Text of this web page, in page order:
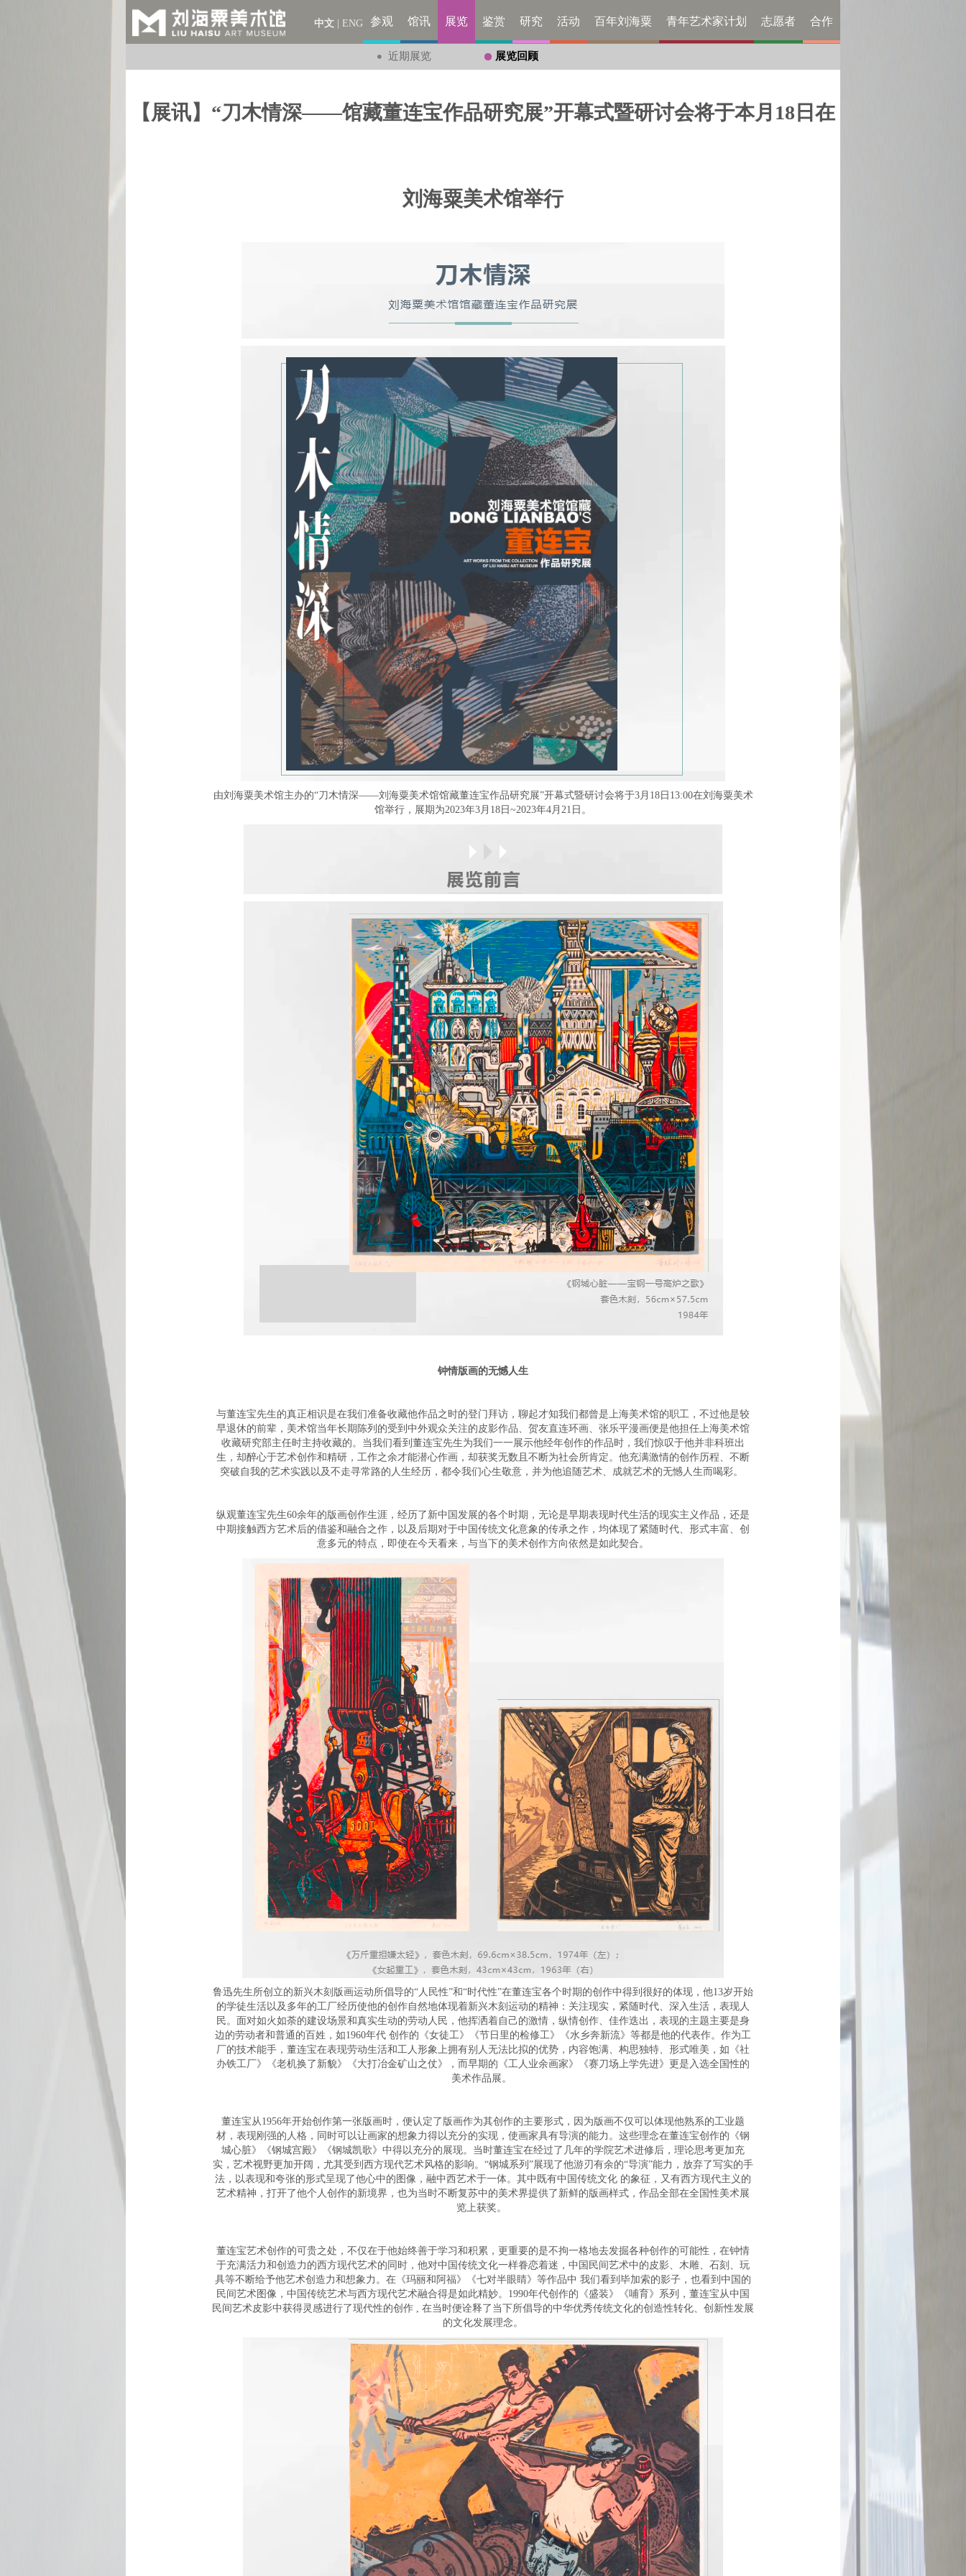
中文 ENG 参观 馆讯 展览 鉴赏 研究 活动 百年刘海粟 青年艺术家计划 志愿者 合作
近期展览 展览回顾
【展讯】“刀木情深——馆藏董连宝作品研究展”开幕式暨研讨会将于本月18日在
刘海粟美术馆举行
由刘海粟美术馆主办的“刀木情深——刘海粟美术馆馆藏董连宝作品研究展”开幕式暨研讨会将于3月18日13:00在刘海粟美术
馆举行，展期为2023年3月18日~2023年4月21日。
钟情版画的无憾人生
与董连宝先生的真正相识是在我们准备收藏他作品之时的登门拜访，聊起才知我们都曾是上海美术馆的职工，不过他是较
早退休的前辈，美术馆当年长期陈列的受到中外观众关注的皮影作品、贺友直连环画、张乐平漫画便是他担任上海美术馆
收藏研究部主任时主持收藏的。当我们看到董连宝先生为我们一一展示他经年创作的作品时，我们惊叹于他并非科班出
生，却醉心于艺术创作和精研，工作之余才能潜心作画，却获奖无数且不断为社会所肯定。他充满激情的创作历程、不断
突破自我的艺术实践以及不走寻常路的人生经历，都令我们心生敬意，并为他追随艺术、成就艺术的无憾人生而喝彩。
纵观董连宝先生60余年的版画创作生涯，经历了新中国发展的各个时期，无论是早期表现时代生活的现实主义作品，还是
中期接触西方艺术后的借鉴和融合之作，以及后期对于中国传统文化意象的传承之作，均体现了紧随时代、形式丰富、创
意多元的特点，即使在今天看来，与当下的美术创作方向依然是如此契合。
鲁迅先生所创立的新兴木刻版画运动所倡导的“人民性”和“时代性”在董连宝各个时期的创作中得到很好的体现，他13岁开始
的学徒生活以及多年的工厂经历使他的创作自然地体现着新兴木刻运动的精神：关注现实，紧随时代、深入生活，表现人
民。面对如火如荼的建设场景和真实生动的劳动人民，他挥洒着自己的激情，纵情创作、佳作迭出，表现的主题主要是身
边的劳动者和普通的百姓，如1960年代 创作的《女徒工》《节日里的检修工》《水乡奔新流》等都是他的代表作。作为工
厂的技术能手，董连宝在表现劳动生活和工人形象上拥有别人无法比拟的优势，内容饱满、构思独特、形式唯美，如《社
办铁工厂》《老机换了新貌》《大打冶金矿山之仗》，而早期的《工人业余画家》《赛刀场上学先进》更是入选全国性的
美术作品展。
董连宝从1956年开始创作第一张版画时，便认定了版画作为其创作的主要形式，因为版画不仅可以体现他熟系的工业题
材，表现刚强的人格，同时可以让画家的想象力得以充分的实现，使画家具有导演的能力。这些理念在董连宝创作的《钢
城心脏》《钢城宫殿》《钢城凯歌》中得以充分的展现。当时董连宝在经过了几年的学院艺术进修后，理论思考更加充
实，艺术视野更加开阔，尤其受到西方现代艺术风格的影响。“钢城系列”展现了他游刃有余的“导演”能力，放弃了写实的手
法，以表现和夸张的形式呈现了他心中的图像，融中西艺术于一体。其中既有中国传统文化 的象征，又有西方现代主义的
艺术精神，打开了他个人创作的新境界，也为当时不断复苏中的美术界提供了新鲜的版画样式，作品全部在全国性美术展
览上获奖。
董连宝艺术创作的可贵之处，不仅在于他始终善于学习和积累，更重要的是不拘一格地去发掘各种创作的可能性，在钟情
于充满活力和创造力的西方现代艺术的同时，他对中国传统文化一样眷恋着迷，中国民间艺术中的皮影、木雕、石刻、玩
具等不断给予他艺术创造力和想象力。在《玛丽和阿福》《七对半眼睛》等作品中 我们看到毕加索的影子，也看到中国的
民间艺术图像，中国传统艺术与西方现代艺术融合得是如此精妙。1990年代创作的《盛装》《哺育》系列，董连宝从中国
民间艺术皮影中获得灵感进行了现代性的创作 , 在当时便诠释了当下所倡导的中华优秀传统文化的创造性转化、创新性发展
的文化发展理念。